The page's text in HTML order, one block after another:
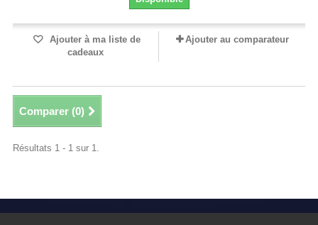
Ajouter à ma liste de
cadeaux
Ajouter au comparateur
Comparer (0)
Résultats 1 - 1 sur 1.